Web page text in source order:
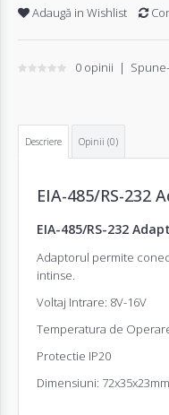
Adaugă in Wishlist
0 opinii |
Descriere Opinii (0)
EIA-485/RS-232
EIA-485/RS-232
Adaptorul permite
intinse.
Voltaj Intrare: 8V-16V
Temperatura de
Protectie IP20
Dimensiuni: 72x35x23mm